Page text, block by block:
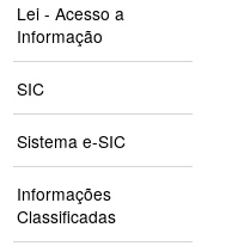
Lei - Acesso a
Informação
SIC
Sistema e-SIC
Informações
Classificadas